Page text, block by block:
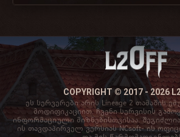
COPYRIGHT © 2017 - 2026
ეს სერვერები არის Lineage 2 თამაშის
მოდიფიკაციით. ჩვენი სერვისის
ინფორმაციული მიზნებისთვისაა.
ის თავდაპირველ ვერსიას NCsoft- ის